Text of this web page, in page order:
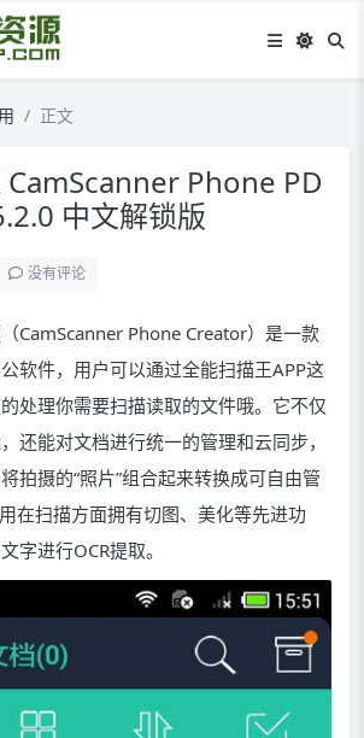
正文
CamScanner Phone PD
中文解锁版
没有评论
CamScanner Phone Creator）是一款
软件，用户可以通过全能扫描王APP这
处理你需要扫描读取的文件哦。它不仅
还能对文档进行统一的管理和云同步，
拍摄的“照片”组合起来转换成可自由管
在扫描方面拥有切图、美化等先进功
字进行OCR提取。